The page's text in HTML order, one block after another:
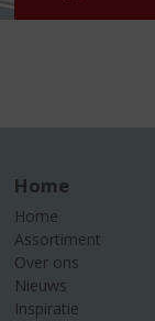
Home
Home
Assortiment
Over ons
Nieuws
Inspiratie